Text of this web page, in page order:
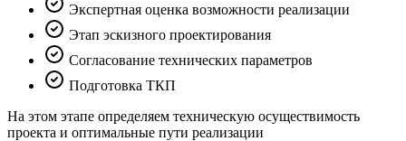
Экспертная оценка возможности реализации
Этап эскизного проектирования
Согласование технических параметров
Подготовка ТКП
На этом этапе определяем техническую осуществимость
проекта и оптимальные пути реализации